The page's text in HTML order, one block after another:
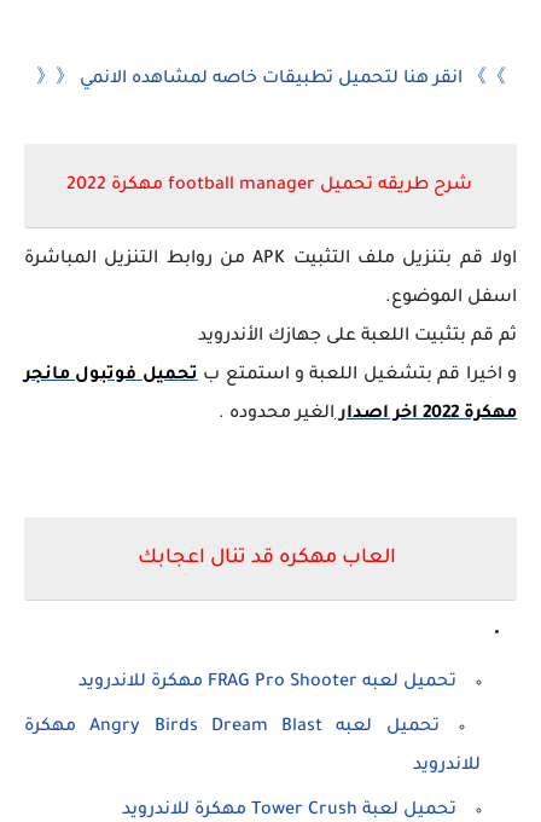
》》 انقر هنا لتحميل تطبيقات خاصه لمشاهده الانمي 《《
شرح طريقه تحميل football manager مهكرة 2022
اولا قم بتنزيل ملف التثبيت APK من روابط التنزيل المباشرة
اسفل الموضوع.
ثم قم بتثبيت اللعبة على جهازك الأندرويد
و اخيرا قم بتشغيل اللعبة و استمتع بتحميل فوتبول مانجر
مهكرة 2022 اخر اصدا
رالغير محدوده .
العاب مهكره قد تنال اعجابك
تحميل لعبه FRAG Pro Shooter مهكرة للاندرويد
تحميل لعبه Angry Birds Dream Blast مهكرة
للاندرويد
تحميل لعبة Tower Crush مهكرة للاندرويد